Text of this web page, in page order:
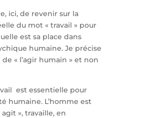
ici, de revenir sur la
du mot « travail » pour
est sa place dans
humaine. Je précise
« l’agir humain » et non
est essentielle pour
humaine. L’homme est
», travaille, en